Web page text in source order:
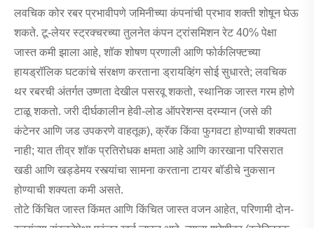
लवचिक कोर रबर प्रभावीपणे जमिनीच्या कंपनांची प्रभाव शक्ती शोषून घेऊ
शकते. टू-लेयर स्ट्रक्चरच्या तुलनेत कंपन ट्रांसमिशन रेट 40% पेक्षा
जास्त कमी झाला आहे, शॉक शोषण प्रणाली आणि फोर्कलिफ्टच्या
हायड्रॉलिक घटकांचे संरक्षण करताना ड्रायव्हिंग सोई सुधारते; लवचिक
थर रबरची अंतर्गत उष्णता देखील पसरवू शकतो, स्थानिक जास्त गरम होणे
टाळू शकतो. जरी दीर्घकालीन हेवी-लोड ऑपरेशन्स दरम्यान (जसे की
कंटेनर आणि जड उपकरणे वाहतूक), क्रॅक किंवा फुगवटा होण्याची शक्यता
नाही; यात तीव्र शॉक प्रतिरोधक क्षमता आहे आणि कारखाना परिसरात
खडी आणि खड्डेमय रस्त्यांचा सामना करताना टायर बॉडीचे नुकसान
होण्याची शक्यता कमी असते.
तोटे किंचित जास्त किंमत आणि किंचित जास्त वजन आहेत, परिणामी दोन-